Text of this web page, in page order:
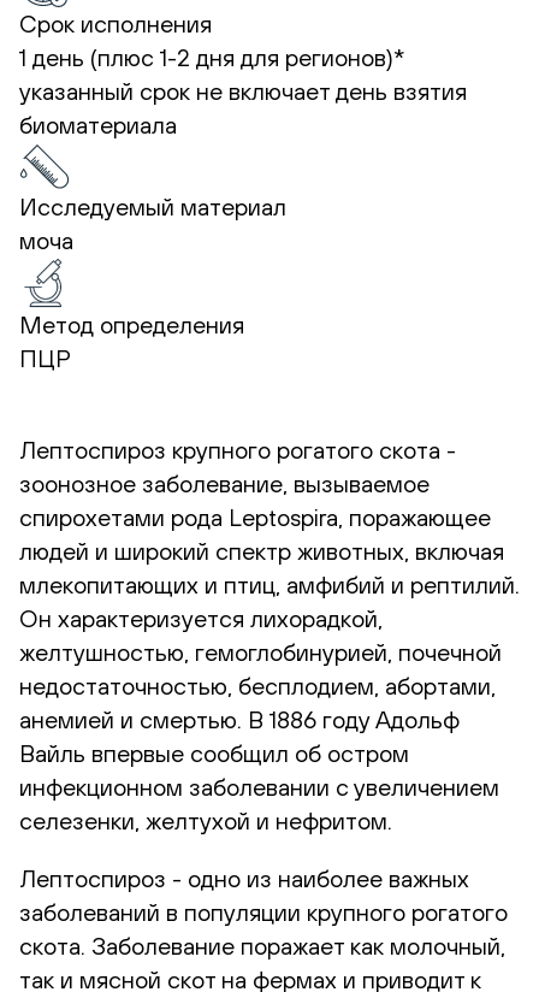
Срок исполнения
1 день (плюс 1-2 дня для регионов)*
указанный срок не включает день взятия
биоматериала
Исследуемый материал
моча
Метод определения
ПЦР
Лептоспироз крупного рогатого скота -
зоонозное заболевание, вызываемое
спирохетами рода Leptospira, поражающее
людей и широкий спектр животных, включая
млекопитающих и птиц, амфибий и рептилий.
Он характеризуется лихорадкой,
желтушностью, гемоглобинурией, почечной
недостаточностью, бесплодием, абортами,
анемией и смертью. В 1886 году Адольф
Вайль впервые сообщил об остром
инфекционном заболевании с увеличением
селезенки, желтухой и нефритом.
Лептоспироз - одно из наиболее важных
заболеваний в популяции крупного рогатого
скота. Заболевание поражает как молочный,
так и мясной скот на фермах и приводит к